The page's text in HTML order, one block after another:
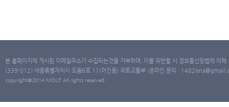
본 홈페이지에 게시된 이메일주소가 수집되는것을 거부하며, 이를 위반할 시 정보통신망법에 의
(339-012) 세종특별자치시 도움6로 11(어진동) 국토교통부 (온라인 문의 :
copyright@2014 MOLIT All rights reserved.